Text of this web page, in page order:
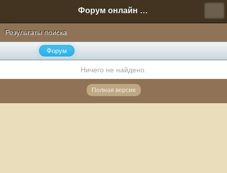
Форум онлайн игры "Новая Эра" (Нюра Биз)
Результаты поиска
Форум
Ничего не найдено.
Полная версия